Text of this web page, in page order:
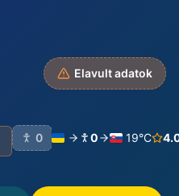
Elavult adatok
0 0 19°C